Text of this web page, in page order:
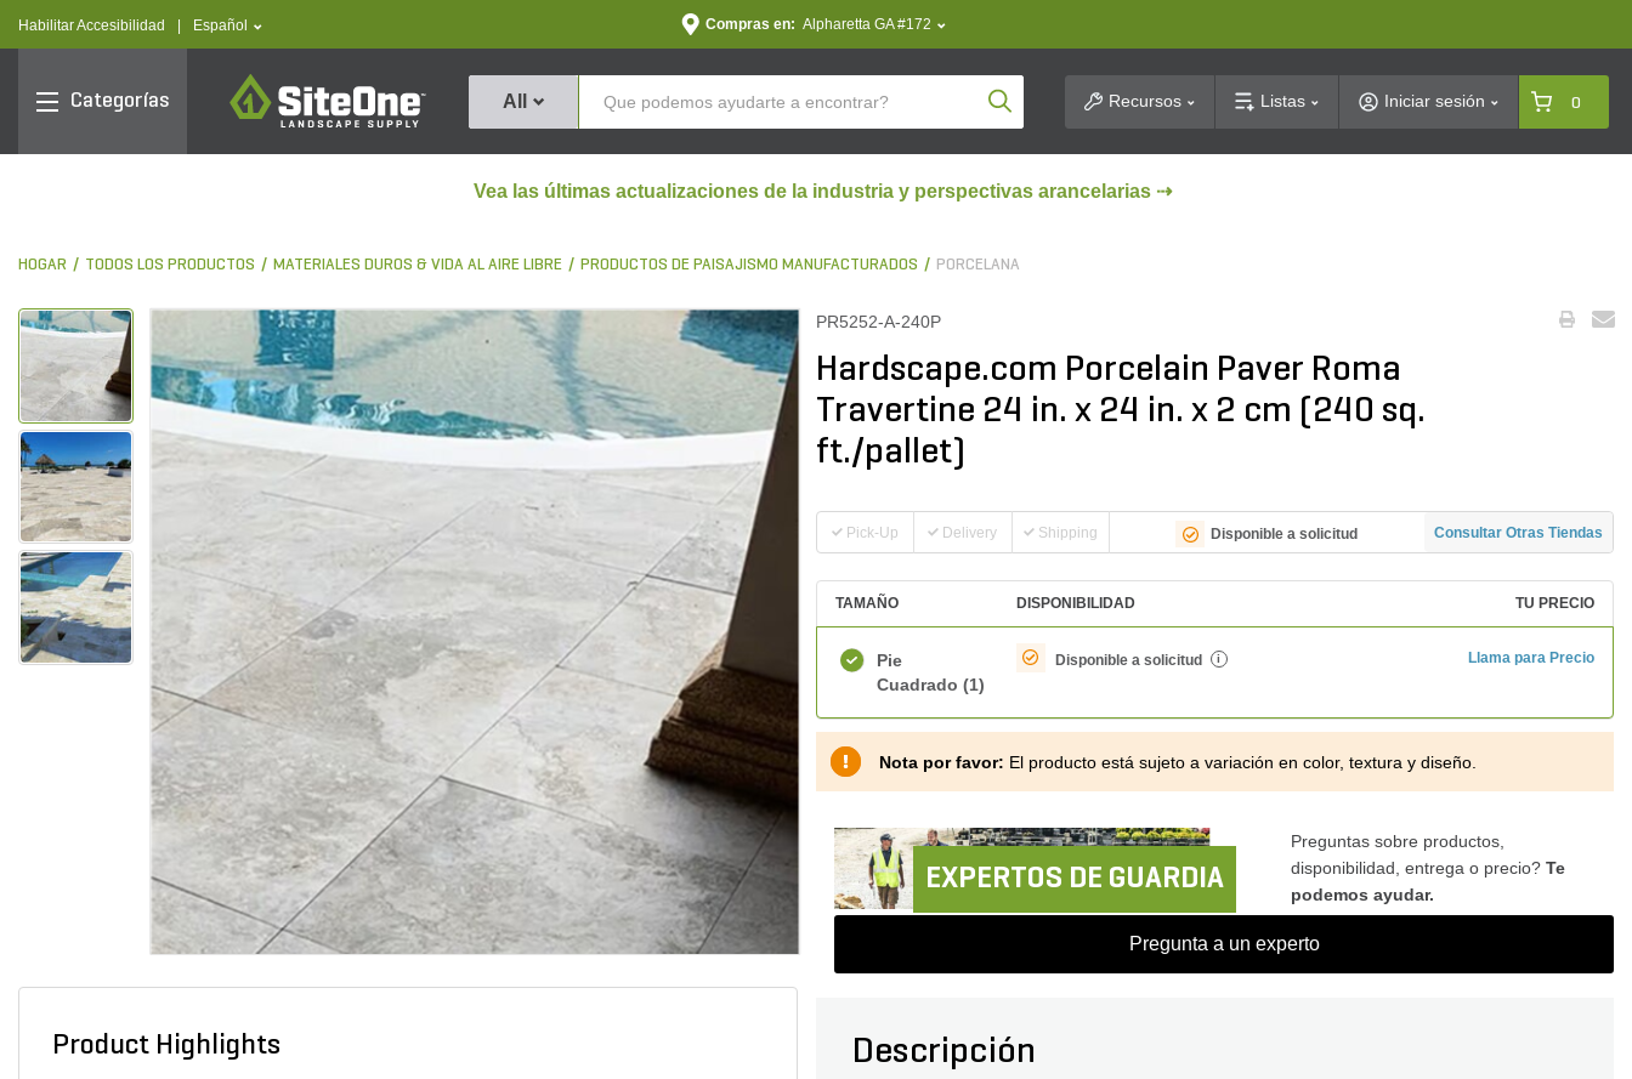
Habilitar Accesibilidad text.language
Español Compras en: Alpharetta GA #172
Categorías
SiteOne
All Product SearchRecursos Listas Iniciar sesión 0
Vea las últimas actualizaciones de la industria y perspectivas arancelarias ⇢
HOGAR TODOS LOS PRODUCTOS MATERIALES DUROS & VIDA AL AIRE LIBRE PRODUCTOS DE PAISAJISMO MANUFACTURADOS PORCELANA
Product Highlights
PR5252-A-240P
Hardscape.com Porcelain Paver Roma
Travertine 24 in. x 24 in. x 2 cm (240 sq.
ft./pallet)
Pick-Up Delivery Shipping Disponible a solicitud Consultar Otras Tiendas
TAMAÑO DISPONIBILIDAD TU PRECIO
Pie
Cuadrado (1)
Disponible a solicitud i Llama para Precio
Nota por favor: El producto está sujeto a variación en color, textura y diseño.
EXPERTOS DE GUARDIA
Preguntas sobre productos,
disponibilidad, entrega o precio? Te
podemos ayudar.
Pregunta a un experto
Descripción